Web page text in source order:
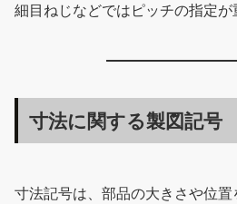
細目ねじなどではピッチの指定が
寸法に関する製図記号
寸法記号は、部品の大きさや位